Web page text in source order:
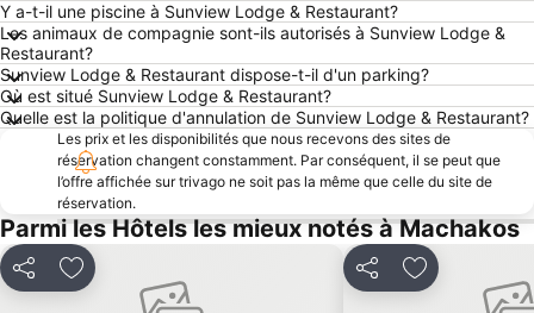
Y a-t-il une piscine à Sunview Lodge & Restaurant?
Les animaux de compagnie sont-ils autorisés à Sunview Lodge &
Restaurant?
Sunview Lodge & Restaurant dispose-t-il d'un parking?
Où est situé Sunview Lodge & Restaurant?
Quelle est la politique d'annulation de Sunview Lodge & Restaurant?
Les prix et les disponibilités que nous recevons des sites de
réservation changent constamment. Par conséquent, il se peut que
l’offre affichée sur trivago ne soit pas la même que celle du site de
réservation.
Parmi les Hôtels les mieux notés à Machakos
PartagerAjouter à mes favoris PartagerAjouter à